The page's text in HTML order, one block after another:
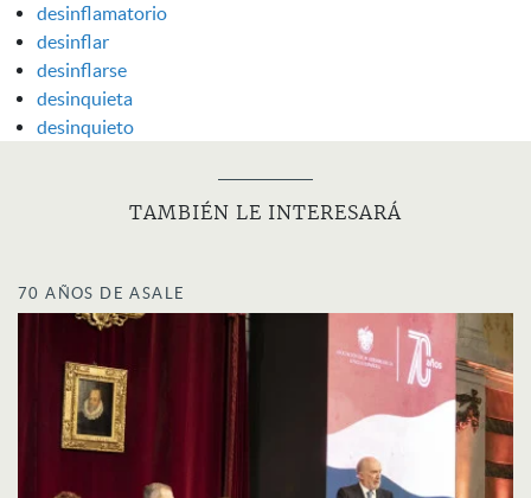
desinflamatorio
desinflar
desinflarse
desinquieta
desinquieto
TAMBIÉN LE INTERESARÁ
70 AÑOS DE ASALE